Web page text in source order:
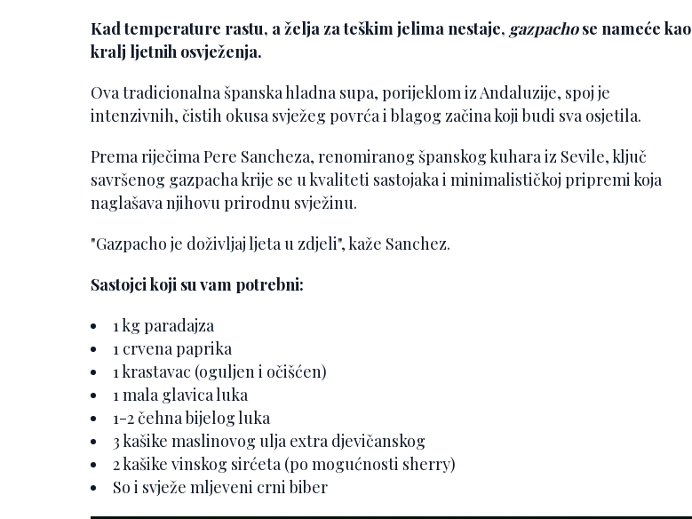
Kad temperature rastu, a želja za teškim jelima nestaje, gazpachose nameće kao
kralj ljetnih osvježenja.
Ova tradicionalna španska hladna supa, porijeklom iz Andaluzije, spoj je
intenzivnih, čistih okusa svježeg povrća i blagog začina koji budi sva osjetila.
Prema riječima Pere Sancheza, renomiranog španskog kuhara iz Sevile, ključ
savršenog gazpacha krije se u kvaliteti sastojaka i minimalističkoj pripremi koja
naglašava njihovu prirodnu svježinu.
"Gazpacho je doživljaj ljeta u zdjeli", kaže Sanchez.
Sastojci koji su vam potrebni:
1 kg paradajza
1 crvena paprika
1 krastavac (oguljen i očišćen)
1 mala glavica luka
1-2 čehna bijelog luka
3 kašike maslinovog ulja extra djevičanskog
2 kašike vinskog sirćeta (po mogućnosti sherry)
So i svježe mljeveni crni biber